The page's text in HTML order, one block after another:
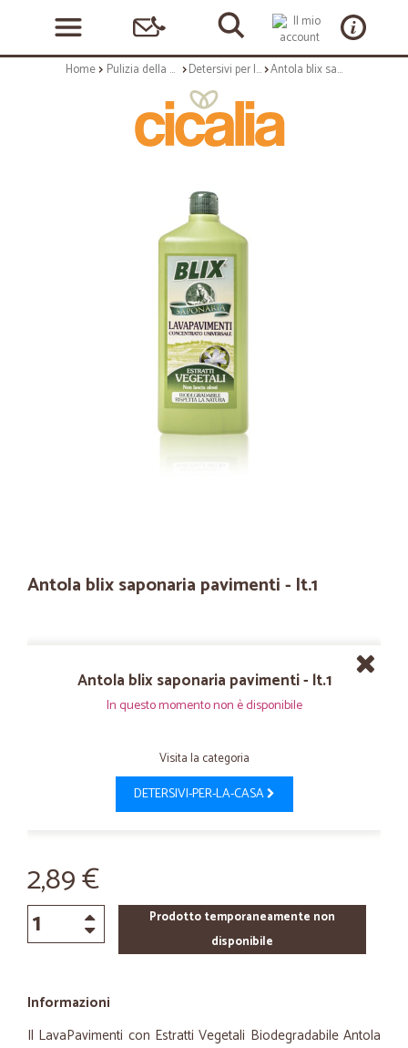
Home Pulizia della casa Detersivi per la casa Antola blix saponaria pavimenti - lt.1
Antola blix saponaria pavimenti - lt.1
Antola blix saponaria pavimenti - lt.1
In questo momento non è disponibile
Visita la categoria
DETERSIVI-PER-LA-CASA
2,89 €
Prodotto temporaneamente non
disponibile
Informazioni
Il LavaPavimenti con Estratti Vegetali Biodegradabile Antola